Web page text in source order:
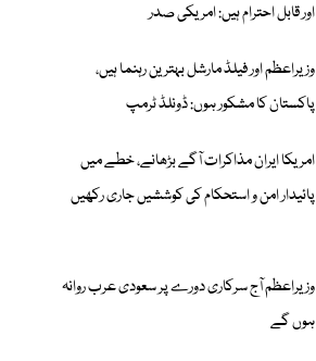
اور قابل احترام ہیں: امریکی صدر
وزیراعظم اور فیلڈ مارشل بہترین رہنما ہیں،
پاکستان کا مشکور ہوں: ڈونلڈ ٹرمپ
امریکا ایران مذاکرات آگے بڑھانے، خطے میں
پائیدار امن و استحکام کی کوششیں جاری رکھیں
وزیراعظم آج سرکاری دورے پر سعودی عرب روانہ
ہوں گے